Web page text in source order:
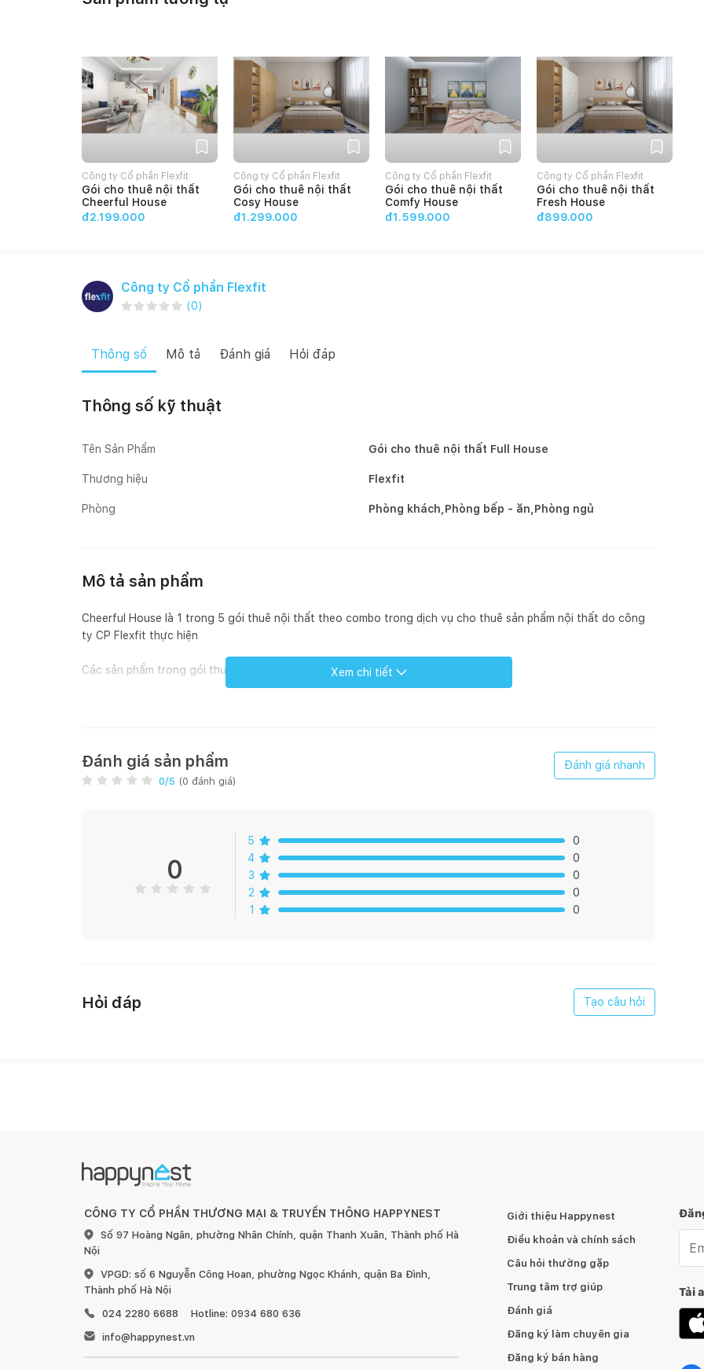
Công ty Cổ phần Flexfit
Gói cho thuê nội thất
Cheerful House
đ2.199.000
Công ty Cổ phần Flexfit
Gói cho thuê nội thất
Cosy House
đ1.299.000
Công ty Cổ phần Flexfit
Gói cho thuê nội thất
Comfy House
đ1.599.000
Công ty Cổ phần Flexfit
Gói cho thuê nội thất
Fresh House
đ899.000
Công ty Cổ phần Flexfit
(0)
Thông số Mô tả Đánh giá Hỏi đáp
Thông số kỹ thuật
Tên Sản Phẩm Gói cho thuê nội thất Full House
Thương hiệu Flexfit
Phòng Phòng khách,Phòng bếp - ăn,Phòng ngủ
Mô tả sản phẩm
Cheerful House là 1 trong 5 gói thuê nội thất theo combo trong dịch vụ cho thuê sản phẩm nội thất do công
ty CP Flexfit thực hiện
Các sản phẩm trong gói thuê bao gồm:
Chiếc 01 1800 x 600 x 2200
Chiếc 01 1880 x 2080
400 x 400 x 450
800 x 138
Táp đầu giường 400 x 400 x 450
Xem chi tiết
Đánh giá sản phẩm
0/5 (0 đánh giá)
Đánh giá nhanh
0
5
0
4
0
3
0
2
0
1
0
Hỏi đáp Tạo câu hỏi
CÔNG TY CỔ PHẦN THƯƠNG MẠI & TRUYỀN THÔNG HAPPYNEST
Số 97 Hoàng Ngân, phường Nhân Chính, quận Thanh Xuân, Thành phố Hà
Nội
VPGD: số 6 Nguyễn Công Hoan, phường Ngọc Khánh, quận Ba Đình,
Thành phố Hà Nội
024 2280 6688
Hotline: 0934 680 636
info@happynest.vn
Giới thiệu Happynest
Điều khoản và chính sách
Câu hỏi thường gặp
Trung tâm trợ giúp
Đánh giá
Đăng ký làm chuyên gia
Đăng ký bán hàng
Tải